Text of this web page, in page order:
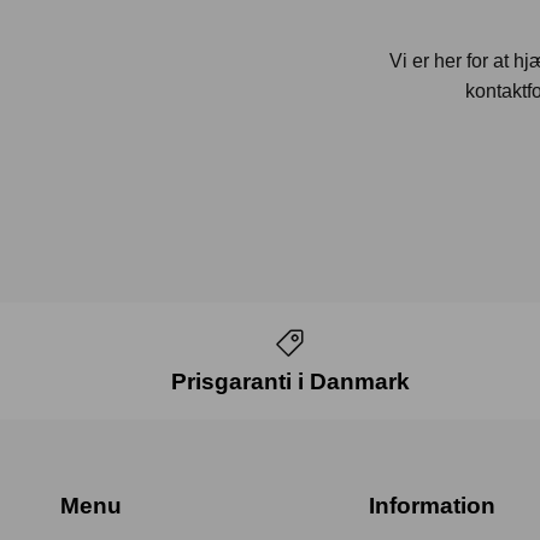
Vi er her for at
Prisgaranti i Danmark
Menu Information